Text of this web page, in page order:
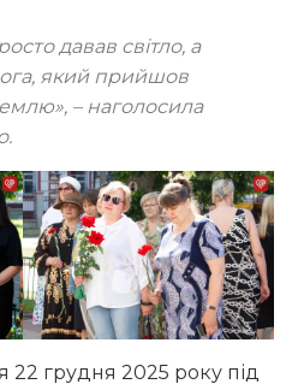
давав світло, а
який прийшов
– наголосила
22 грудня 2025 року під